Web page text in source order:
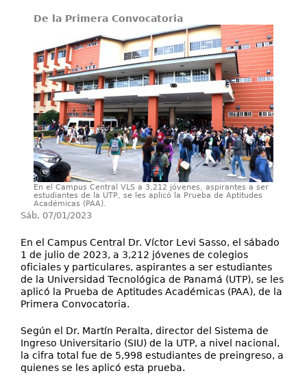
Investigación
Servicios
Publicaciones
De la Primera Convocatoria
En el Campus Central VLS a 3,212 jóvenes, aspirantes a ser
estudiantes de la UTP, se les aplicó la Prueba de Aptitudes
Académicas (PAA).
Sáb, 07/01/2023
En el Campus Central Dr. Víctor Levi Sasso, el sábado
1 de julio de 2023, a 3,212 jóvenes de colegios
oficiales y particulares, aspirantes a ser estudiantes
de la Universidad Tecnológica de Panamá (UTP), se les
aplicó la Prueba de Aptitudes Académicas (PAA), de la
Primera Convocatoria.
Según el Dr. Martín Peralta, director del Sistema de
Ingreso Universitario (SIU) de la UTP, a nivel nacional,
la cifra total fue de 5,998 estudiantes de preingreso, a
quienes se les aplicó esta prueba.